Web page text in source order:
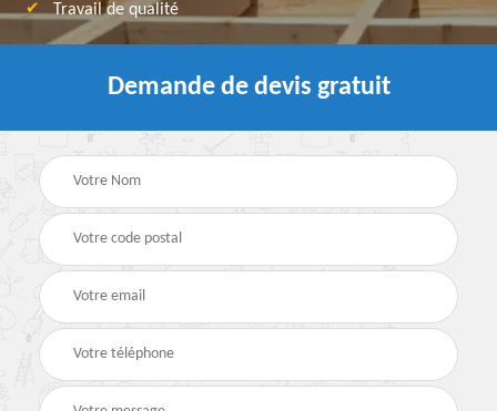
Travail de qualité
Demande de devis gratuit